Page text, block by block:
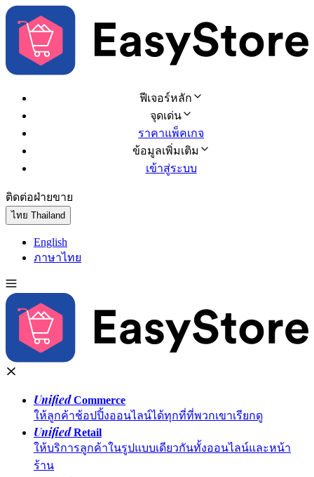
ฟีเจอร์หลัก
จุดเด่น
ราคาแพ็คเกจ
ข้อมูลเพิ่มเติม
เข้าสู่ระบบ
ติดต่อฝ่ายขาย
ไทย Thailand
English
ภาษาไทย
UnifiedCommerce
ให้ลูกค้าช้อปปิ้งออนไลน์ได้ทุกที่ที่พวกเขาเรียกดู
UnifiedRetail
ให้บริการลูกค้าในรูปแบบเดียวกันทั้งออนไลน์และหน้า
ร้าน